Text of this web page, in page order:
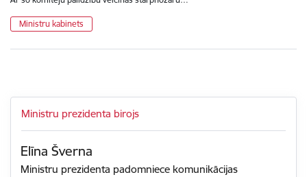
Ministru kabinets
Ministru prezidenta birojs
Elīna Šverna
Ministru prezidenta padomniece komunikācijas